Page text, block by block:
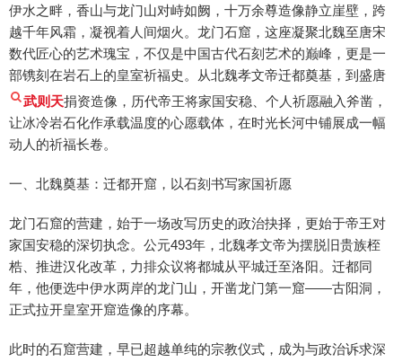
伊水之畔，香山与龙门山对峙如阙，十万余尊造像静立崖壁，跨
越千年风霜，凝视着人间烟火。龙门石窟，这座凝聚北魏至唐宋
数代匠心的艺术瑰宝，不仅是中国古代石刻艺术的巅峰，更是一
部镌刻在岩石上的皇室祈福史。从北魏孝文帝迁都奠基，到盛唐
武则天捐资造像，历代帝王将家国安稳、个人祈愿融入斧凿，
让冰冷岩石化作承载温度的心愿载体，在时光长河中铺展成一幅
动人的祈福长卷。
一、北魏奠基：迁都开窟，以石刻书写家国祈愿
龙门石窟的营建，始于一场改写历史的政治抉择，更始于帝王对
家国安稳的深切执念。公元493年，北魏孝文帝为摆脱旧贵族桎
梏、推进汉化改革，力排众议将都城从平城迁至洛阳。迁都同
年，他便选中伊水两岸的龙门山，开凿龙门第一窟——古阳洞，
正式拉开皇室开窟造像的序幕。
此时的石窟营建，早已超越单纯的宗教仪式，成为与政治诉求深